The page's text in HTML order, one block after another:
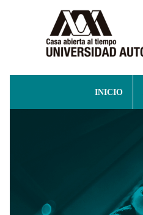
INICIO